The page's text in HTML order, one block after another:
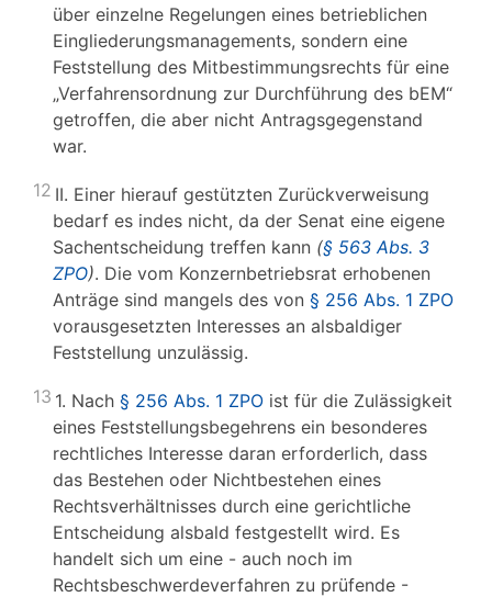
über einzelne Regelungen eines betrieblichen
Eingliederungsmanagements, sondern eine
Feststellung des Mitbestimmungsrechts für eine
„Verfahrensordnung zur Durchführung des bEM“
getroffen, die aber nicht Antragsgegenstand
war.
12 II. Einer hierauf gestützten Zurückverweisung
bedarf es indes nicht, da der Senat eine eigene
Sachentscheidung treffen kann (§ 563 Abs. 3
ZPO). Die vom Konzernbetriebsrat erhobenen
Anträge sind mangels des von § 256 Abs. 1 ZPO
vorausgesetzten Interesses an alsbaldiger
Feststellung unzulässig.
13 1. Nach § 256 Abs. 1 ZPO ist für die Zulässigkeit
eines Feststellungsbegehrens ein besonderes
rechtliches Interesse daran erforderlich, dass
das Bestehen oder Nichtbestehen eines
Rechtsverhältnisses durch eine gerichtliche
Entscheidung alsbald festgestellt wird. Es
handelt sich um eine - auch noch im
Rechtsbeschwerdeverfahren zu prüfende -